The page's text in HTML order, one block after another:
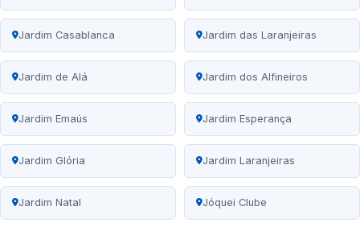
Jardim Casablanca Jardim das Laranjeiras
Jardim de Alá Jardim dos Alfineiros
Jardim Emaús Jardim Esperança
Jardim Glória Jardim Laranjeiras
Jardim Natal Jóquei Clube